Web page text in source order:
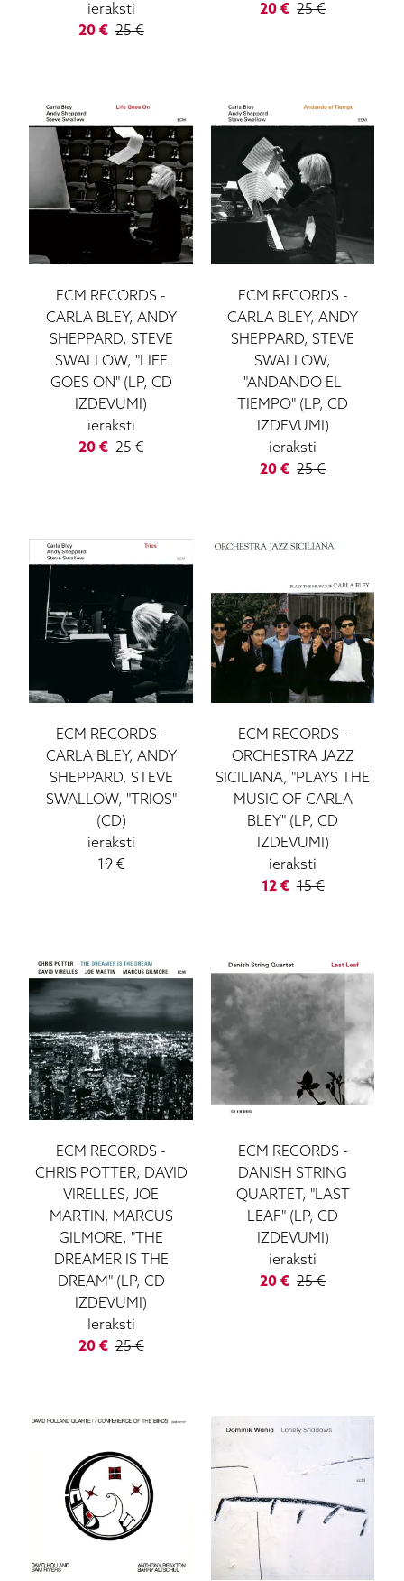
ieraksti
20€ 25€
20 € 25€
ECM RECORDS -
CARLA BLEY, ANDY
SHEPPARD, STEVE
SWALLOW, "LIFE
GOES ON" (LP, CD
IZDEVUMI)
ieraksti
20€ 25€
ECM RECORDS -
CARLA BLEY, ANDY
SHEPPARD, STEVE
SWALLOW,
"ANDANDO EL
TIEMPO" (LP, CD
IZDEVUMI)
ieraksti
20 € 25€
ECM RECORDS -
CARLA BLEY, ANDY
SHEPPARD, STEVE
SWALLOW, "TRIOS"
(CD)
ieraksti
19€
ECM RECORDS -
ORCHESTRA JAZZ
SICILIANA, "PLAYS THE
MUSIC OF CARLA
BLEY" (LP, CD
IZDEVUMI)
ieraksti
12€ 15€
ECM RECORDS -
CHRIS POTTER, DAVID
VIRELLES, JOE
MARTIN, MARCUS
GILMORE, "THE
DREAMER IS THE
DREAM" (LP, CD
IZDEVUMI)
Ieraksti
20€ 25€
ECM RECORDS -
DANISH STRING
QUARTET, "LAST
LEAF" (LP, CD
IZDEVUMI)
ieraksti
20 € 25€